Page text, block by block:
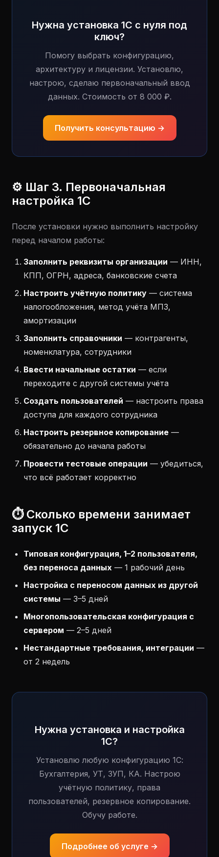
Нужна установка 1С с нуля под
ключ?
Помогу выбрать конфигурацию,
архитектуру и лицензии. Установлю,
настрою, сделаю первоначальный ввод
данных. Стоимость от 8 000 ₽.
Получить консультацию →
⚙️ Шаг 3. Первоначальная
настройка 1С
После установки нужно выполнить настройку
перед началом работы:
Заполнить реквизиты организации — ИНН,
КПП, ОГРН, адреса, банковские счета
Настроить учётную политику — система
налогообложения, метод учёта МПЗ,
амортизации
Заполнить справочники — контрагенты,
номенклатура, сотрудники
Ввести начальные остатки — если
переходите с другой системы учёта
Создать пользователей — настроить права
доступа для каждого сотрудника
Настроить резервное копирование —
обязательно до начала работы
Провести тестовые операции — убедиться,
что всё работает корректно
⏱️ Сколько времени занимает
запуск 1С
Типовая конфигурация, 1–2 пользователя,
без переноса данных — 1 рабочий день
Настройка с переносом данных из другой
системы — 3–5 дней
Многопользовательская конфигурация с
сервером — 2–5 дней
Нестандартные требования, интеграции —
от 2 недель
Нужна установка и настройка
1С?
Установлю любую конфигурацию 1С:
Бухгалтерия, УТ, ЗУП, КА. Настрою
учётную политику, права
пользователей, резервное копирование.
Обучу работе.
Подробнее об услуге →